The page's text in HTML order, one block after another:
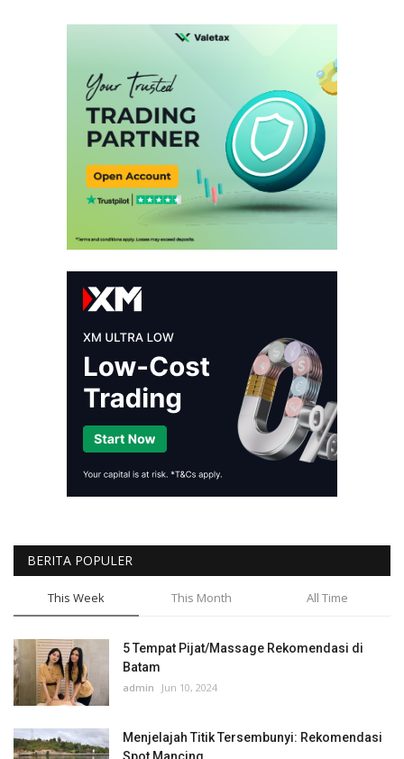
BERITA POPULER
This Week This Month All Time
5 Tempat Pijat/Massage Rekomendasi di
Batam
admin Jun 10, 2024
Menjelajah Titik Tersembunyi: Rekomendasi